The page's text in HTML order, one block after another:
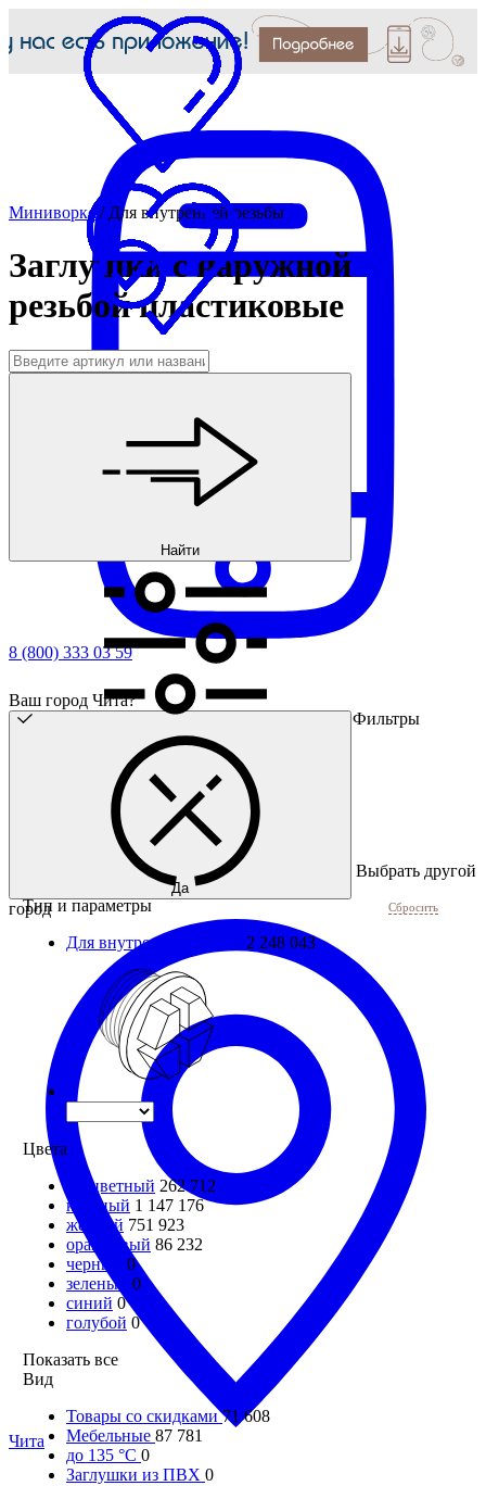
8 (800) 333 03 59
Ваш город Чита?
Да
Выбрать другой
город
Чита
Миниворкс / Для внутренней резьбы
Заглушки с наружной
резьбой пластиковые
Найти
Фильтры
Тип и параметры Сбросить
Для внутренней резьбы 2 248 043
Цвета
бесцветный 262 712
красный 1 147 176
желтый 751 923
оранжевый 86 232
черный
0
зеленый
0
синий 0
голубой 0
Показать все
Вид
Товары со скидками71 608
Мебельные 87 781
до 135 °С 0
Заглушки из ПВХ 0